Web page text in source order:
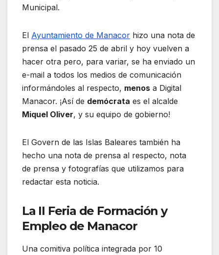
Municipal.
El Ayuntamiento de Manacor hizo una nota de
prensa el pasado 25 de abril y hoy vuelven a
hacer otra pero, para variar, se ha enviado un
e-mail a todos los medios de comunicación
informándoles al respecto, menos a Digital
Manacor. ¡Así de demócrata es el alcalde
Miquel Oliver, y su equipo de gobierno!
El Govern de las Islas Baleares también ha
hecho una nota de prensa al respecto, nota
de prensa y fotografías que utilizamos para
redactar esta noticia.
La II Feria de Formación y
Empleo de Manacor
Una comitiva política integrada por 10